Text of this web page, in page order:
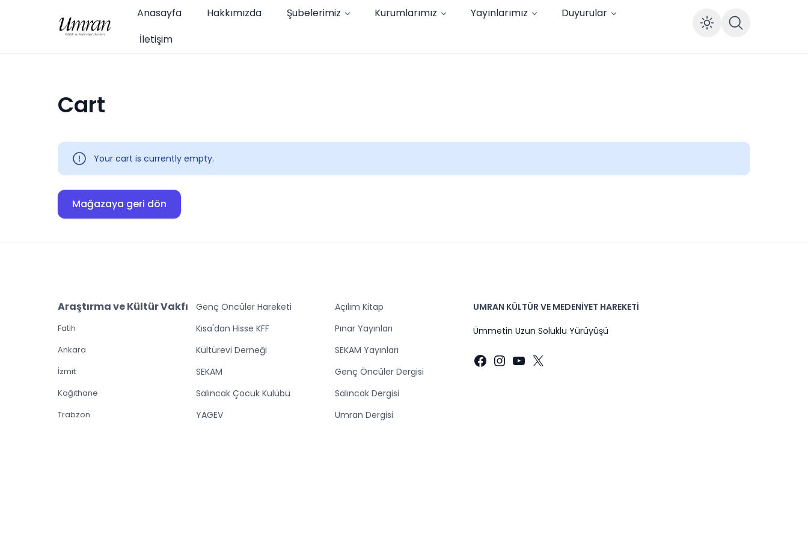
Anasayfa Hakkımızda Şubelerimiz Kurumlarımız Yayınlarımız
Duyurular
İletişim
Enable
Cart
Your cart is currently empty.
Mağazaya geri dön
Araştırma ve Kültür Vakfı
Fatih
Ankara
İzmit
Kağıthane
Trabzon
Genç Öncüler Hareketi
Kısa'dan Hisse KFF
Kültürevi Derneği
SEKAM
Salıncak Çocuk Kulübü
YAGEV
Açılım Kitap
Pınar Yayınları
SEKAM Yayınları
Genç Öncüler Dergisi
Salıncak Dergisi
Umran Dergisi
UMRAN KÜLTÜR VE MEDENİYET HAREKETİ
Ümmetin Uzun Soluklu Yürüyüşü
Facebook
Instagram
YouTube
X